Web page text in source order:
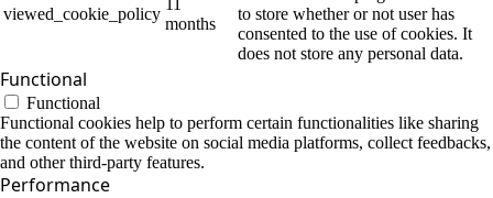
viewed_cookie_policy
11
months
to store whether or not user has
consented to the use of cookies. It
does not store any personal data.
Functional
Functional
Functional cookies help to perform certain functionalities like sharing
the content of the website on social media platforms, collect feedbacks,
and other third-party features.
Performance